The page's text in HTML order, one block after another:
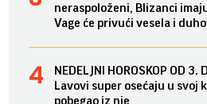
neraspoloženi, Blizanci
Vage će privući vesela i
NEDELJNI HOROSKOP OD 3.
Lavovi super osećaju u svoj
pobegao iz nje